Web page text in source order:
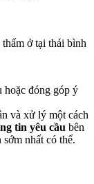
ở tại thái bình
hoặc đóng góp ý
và xử lý một cách
tin yêu cầu bên
nhất có thể.